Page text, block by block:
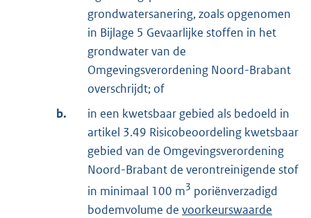
grondwatersanering, zoals opgenomen
in Bijlage 5 Gevaarlijke stoffen in het
grondwater van de
Omgevingsverordening Noord-Brabant
overschrijdt; of
b.
in een kwetsbaar gebied als bedoeld in
artikel 3.49 Risicobeoordeling kwetsbaar
gebied van de Omgevingsverordening
Noord-Brabant de verontreinigende stof
in minimaal 100 m3 poriënverzadigd
bodemvolume de voorkeurswaarde